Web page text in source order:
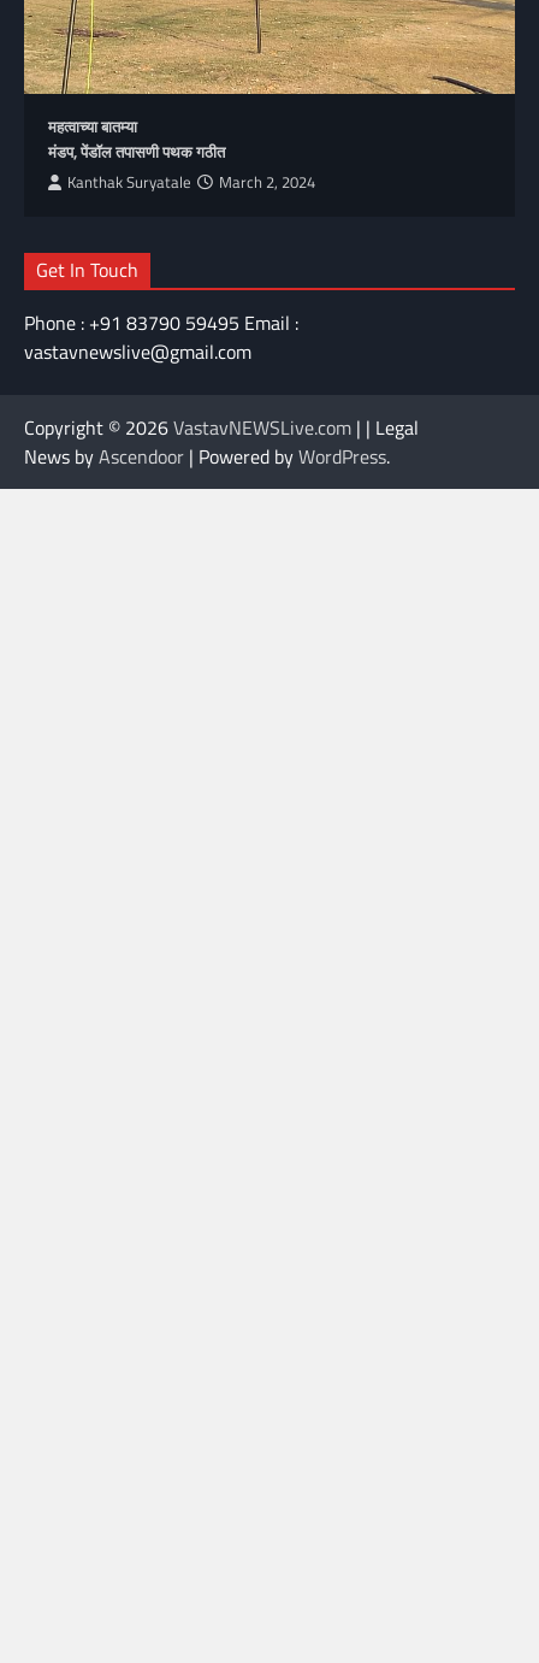
महत्वाच्या बातम्या
मंडप, पेंडॉल तपासणी पथक गठीत
Kanthak Suryatale March 2, 2024
Get In Touch
Phone : +91 83790 59495 Email :
vastavnewslive@gmail.com
Copyright © 2026VastavNEWSLive.com | | Legal
News byAscendoor | Powered byWordPress.